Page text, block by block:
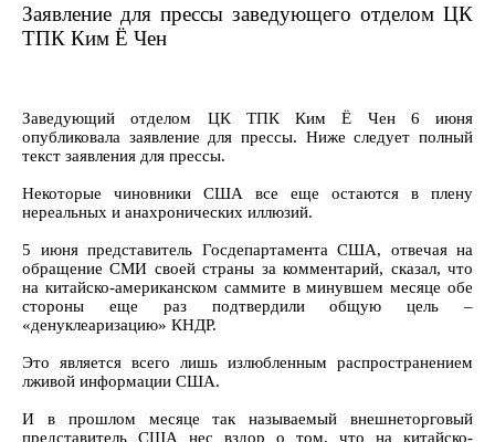
Заявление для прессы заведующего отделом ЦК
ТПК Ким Ё Чен
Заведующий отделом ЦК ТПК Ким Ё Чен 6 июня
опубликовала заявление для прессы. Ниже следует полный
текст заявления для прессы.
Некоторые чиновники США все еще остаются в плену
нереальных и анахронических иллюзий.
5 июня представитель Госдепартамента США, отвечая на
обращение СМИ своей страны за комментарий, сказал, что
на китайско-американском саммите в минувшем месяце обе
стороны еще раз подтвердили общую цель –
«денуклеаризацию» КНДР.
Это является всего лишь излюбленным распространением
лживой информации США.
И в прошлом месяце так называемый внешнеторговый
представитель США нес вздор о том, что на китайско-